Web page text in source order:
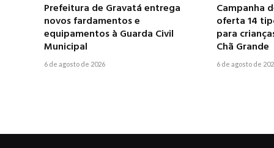
Prefeitura de Gravatá entrega
novos fardamentos e
equipamentos à Guarda Civil
Municipal
6 de agosto de 2026
Campanha
oferta 14
para
Chã Grande
6 de agosto de